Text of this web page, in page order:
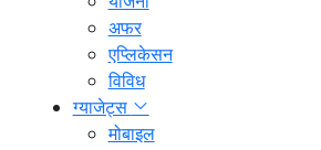
अफर
एप्लिकेसन
विविध
ग्याजेट्स
मोबाइल